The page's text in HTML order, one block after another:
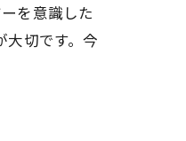
を意識した
切です。今